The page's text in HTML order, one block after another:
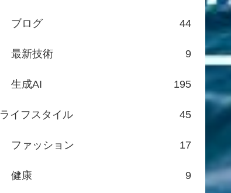
ブログ 44
最新技術 9
生成AI 195
ライフスタイル 45
ファッション 17
健康 9